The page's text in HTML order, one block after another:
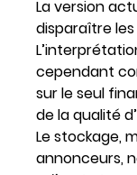
La version
disparaître
cependant
sur le seul
de la qualité
Le stockage,
annonceurs,